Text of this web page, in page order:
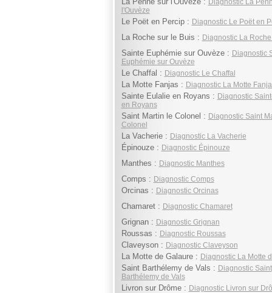
Diagnostic La
l'Ouvèze
Le Poët en Percip : Diagnostic Le Poët en
La Roche sur le Buis : Diagnostic La
Sainte Euphémie sur Ouvèze : Diagnostic
Euphémie sur Ouvèze
Le Chaffal : Diagnostic Le Chaffal
La Motte Fanjas : Diagnostic La Motte
Sainte Eulalie en Royans : Diagnostic
en Royans
Saint Martin le Colonel : Diagnostic Saint
Colonel
La Vacherie : Diagnostic La Vacherie
Épinouze : Diagnostic Épinouze
Manthes : Diagnostic Manthes
Comps : Diagnostic Comps
Orcinas : Diagnostic Orcinas
Chamaret : Diagnostic Chamaret
Grignan : Diagnostic Grignan
Roussas : Diagnostic Roussas
Claveyson : Diagnostic Claveyson
La Motte de Galaure : Diagnostic La Motte
Saint Barthélemy de Vals : Diagnostic Saint
Barthélemy de Vals
Livron sur Drôme : Diagnostic Livron sur